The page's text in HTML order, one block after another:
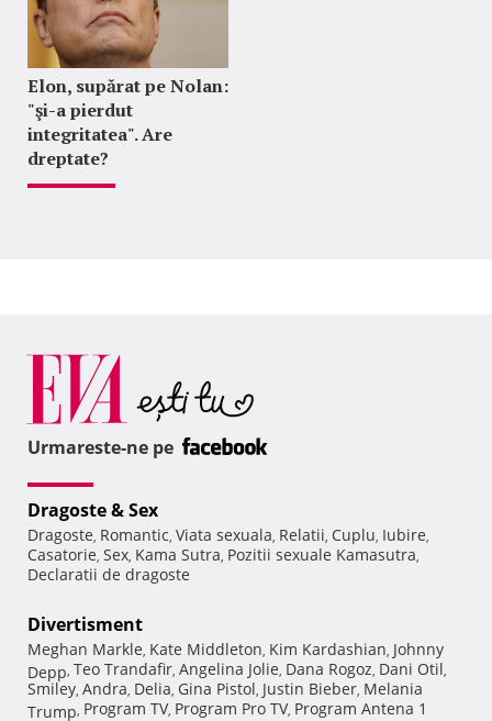
Elon, supărat pe Nolan:
"şi-a pierdut
integritatea". Are
dreptate?
Urmareste-ne pe
Dragoste & Sex
Dragoste, Romantic, Viata sexuala, Relatii, Cuplu, Iubire,
Casatorie, Sex, Kama Sutra, Pozitii sexuale Kamasutra,
Declaratii de dragoste
Divertisment
Meghan Markle, Kate Middleton, Kim Kardashian, Johnny
Depp, Teo Trandafir, Angelina Jolie, Dana Rogoz, Dani Otil,
Smiley, Andra, Delia, Gina Pistol, Justin Bieber, Melania
Trump, Program TV, Program Pro TV, Program Antena 1